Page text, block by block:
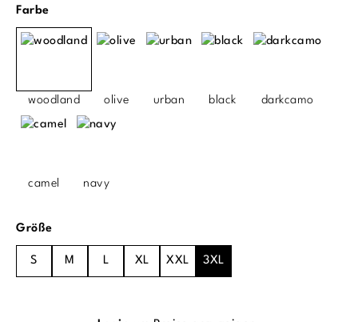
Farbeauswählen
woodland olive urban black darkcamo
camel navy
Größeauswählen
S M L XL XXL 3XL